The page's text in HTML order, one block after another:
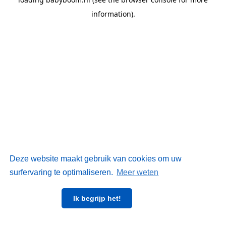
Deze website maakt gebruik van cookies om uw
surfervaring te optimaliseren. Meer weten
Ik begrijp het!
information).